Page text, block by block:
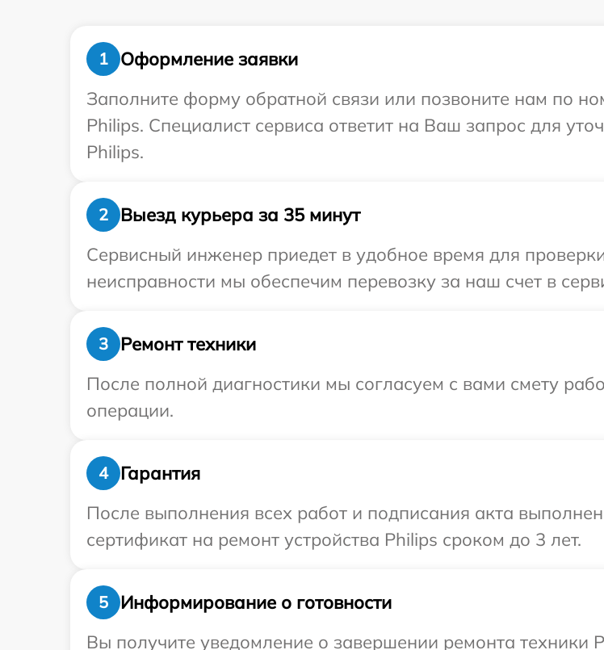
1
Оформление заявки
Заполните форму обратной связи или позвоните нам по
Philips. Специалист сервиса ответит на Ваш запрос для
Philips.
2
Выезд курьера за 35 минут
Сервисный инженер приедет в удобное время для
неисправности мы обеспечим перевозку за наш счет в
3
Ремонт техники
После полной диагностики мы согласуем с вами смету
операции.
4
Гарантия
После выполнения всех работ и подписания акта
сертификат на ремонт устройства Philips сроком до 3 лет.
5
Информирование о готовности
Вы получите уведомление о завершении ремонта техники